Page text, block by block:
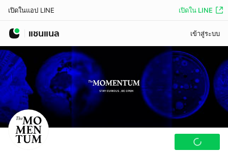
เปิดในแอป LINE เปิดใน LINE
แชนแนล เข้าสู่ระบบ